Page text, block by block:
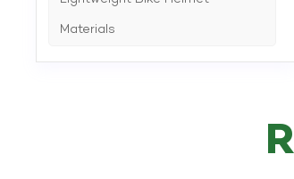
Materials